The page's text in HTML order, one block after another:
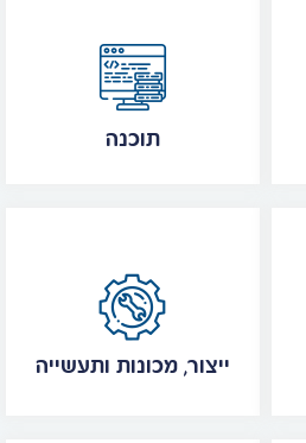
תוכנה
ייצור, מכונות ותעשייה